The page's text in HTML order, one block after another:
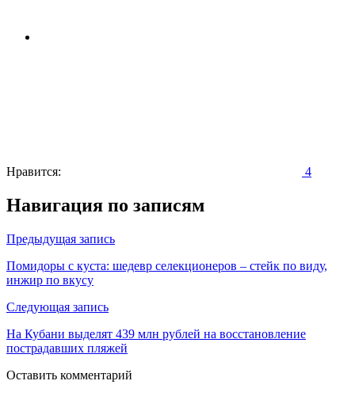
Нравится: 4
Навигация по записям
Предыдущая запись
Помидоры с куста: шедевр селекционеров – стейк по виду,
инжир по вкусу
Следующая запись
На Кубани выделят 439 млн рублей на восстановление
пострадавших пляжей
Оставить комментарий